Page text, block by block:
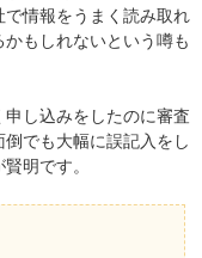
情報をうまく読み取れ
もしれないという噂も
し込みをしたのに審査
でも大幅に誤記入をし
明です。